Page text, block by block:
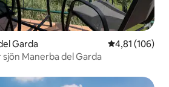
i Manerba del Garda 4,81 av 5 i
4,81 (106)
Manerba del Garda